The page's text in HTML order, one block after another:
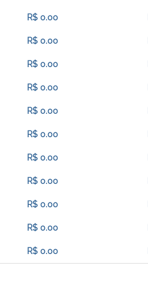
R$ 0.00
R$ 0.00
R$ 0.00
R$ 0.00
R$ 0.00
R$ 0.00
R$ 0.00
R$ 0.00
R$ 0.00
R$ 0.00
R$ 0.00